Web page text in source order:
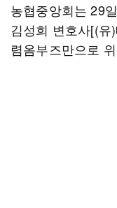
농협중앙회는 29
김성희 변호사[(유
렴옴부즈만으로